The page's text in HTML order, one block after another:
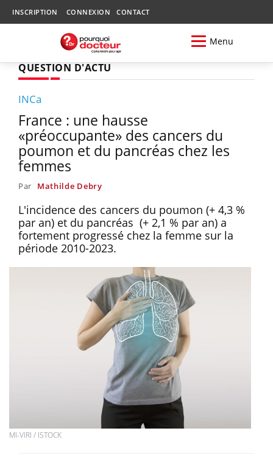
INSCRIPTION CONNEXION CONTACT
Menu
QUESTION D'ACTU
INCa
France : une hausse
«préoccupante» des cancers du
poumon et du pancréas chez les
femmes
Par Mathilde Debry
L'incidence des cancers du poumon (+ 4,3 %
par an) et du pancréas (+ 2,1 % par an) a
fortement progressé chez la femme sur la
période 2010-2023.
MI-VIRI / ISTOCK